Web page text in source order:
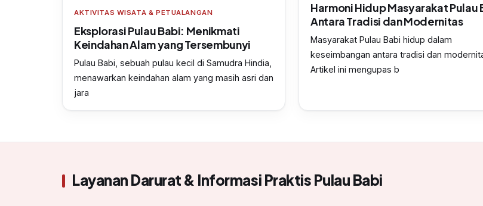
AKTIVITAS WISATA & PETUALANGAN
Eksplorasi Pulau Babi: Menikmati
Keindahan Alam yang Tersembunyi
Pulau Babi, sebuah pulau kecil di Samudra Hindia,
menawarkan keindahan alam yang masih asri dan
jara
Harmoni Hidup Masyarakat Pulau
Antara Tradisi dan Modernitas
Masyarakat Pulau Babi hidup dalam
keseimbangan antara tradisi dan
Artikel ini mengupas b
Layanan Darurat & Informasi Praktis Pulau Babi